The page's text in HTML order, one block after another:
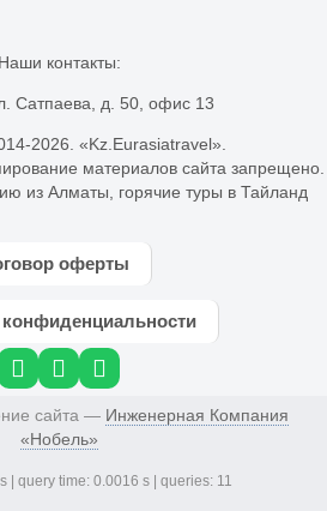
Наши контакты:
Сатпаева, д. 50, офис 13
2026. «Kz.Eurasiatravel».
материалов сайта запрещено.
из Алматы горячие туры в Тайланд
оферты
сайта — Инженерная Компания
«Нобель»
| query time: 0.0016 s | queries: 11